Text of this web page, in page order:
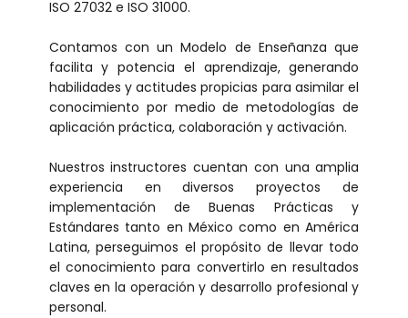
ISO 27032 e ISO 31000.
Contamos con un Modelo de Enseñanza que
facilita y potencia el aprendizaje, generando
habilidades y actitudes propicias para asimilar el
conocimiento por medio de metodologías de
aplicación práctica, colaboración y activación.
Nuestros instructores cuentan con una amplia
experiencia en diversos proyectos de
implementación de Buenas Prácticas y
Estándares tanto en México como en América
Latina, perseguimos el propósito de llevar todo
el conocimiento para convertirlo en resultados
claves en la operación y desarrollo profesional y
personal.